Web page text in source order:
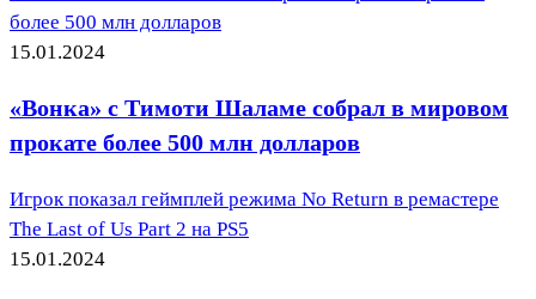
более 500 млн долларов
15.01.2024
«Вонка» с Тимоти Шаламе собрал в мировом
прокате более 500 млн долларов
Игрок показал геймплей режима No Return в ремастере
The Last of Us Part 2 на PS5
15.01.2024